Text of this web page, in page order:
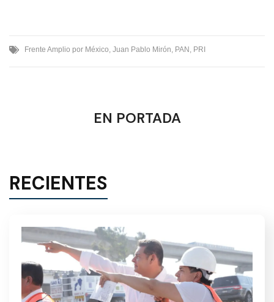
Frente Amplio por México Juan Pablo Mirón PAN PRI
EN PORTADA
RECIENTES